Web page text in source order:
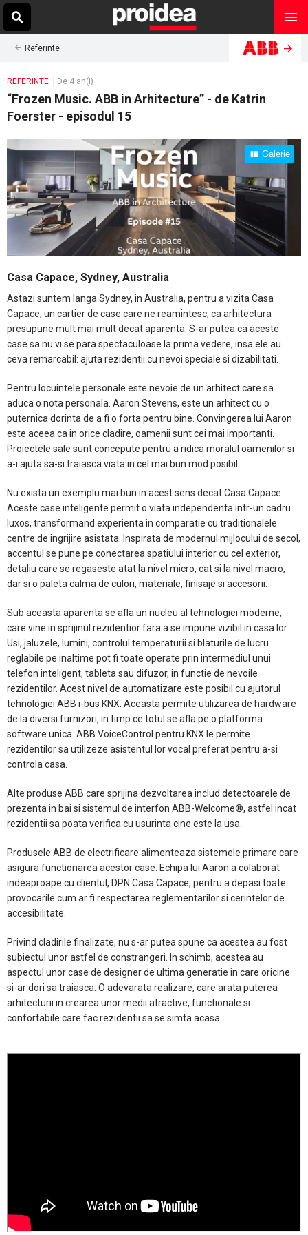
Referinte
REFERINTE De 4 an(i)
“Frozen Music. ABB in Arhitecture” - de Katrin
Foerster - episodul 15
Galerie
Casa Capace, Sydney, Australia
Astazi suntem langa Sydney, in Australia, pentru a vizita Casa
Capace, un cartier de case care ne reamintesc, ca arhitectura
presupune mult mai mult decat aparenta. S-ar putea ca aceste
case sa nu vi se para spectaculoase la prima vedere, insa ele au
ceva remarcabil: ajuta rezidentii cu nevoi speciale si dizabilitati.
Pentru locuintele personale este nevoie de un arhitect care sa
aduca o nota personala. Aaron Stevens, este un arhitect cu o
puternica dorinta de a fi o forta pentru bine. Convingerea lui Aaron
este aceea ca in orice cladire, oamenii sunt cei mai importanti.
Proiectele sale sunt concepute pentru a ridica moralul oamenilor si
a-i ajuta sa-si traiasca viata in cel mai bun mod posibil.
Nu exista un exemplu mai bun in acest sens decat Casa Capace.
Aceste case inteligente permit o viata independenta intr-un cadru
luxos, transformand experienta in comparatie cu traditionalele
centre de ingrijire asistata. Inspirata de modernul mijlocului de secol,
accentul se pune pe conectarea spatiului interior cu cel exterior,
detaliu care se regaseste atat la nivel micro, cat si la nivel macro,
dar si o paleta calma de culori, materiale, finisaje si accesorii.
Sub aceasta aparenta se afla un nucleu al tehnologiei moderne,
care vine in sprijinul rezidentior fara a se impune vizibil in casa lor.
Usi, jaluzele, lumini, controlul temperaturii si blaturile de lucru
reglabile pe inaltime pot fi toate operate prin intermediul unui
telefon inteligent, tableta sau difuzor, in functie de nevoile
rezidentilor. Acest nivel de automatizare este posibil cu ajutorul
tehnologiei ABB i-bus KNX. Aceasta permite utilizarea de hardware
de la diversi furnizori, in timp ce totul se afla pe o platforma
software unica. ABB VoiceControl pentru KNX le permite
rezidentilor sa utilizeze asistentul lor vocal preferat pentru a-si
controla casa.
Alte produse ABB care sprijina dezvoltarea includ detectoarele de
prezenta in bai si sistemul de interfon ABB-Welcome®, astfel incat
rezidentii sa poata verifica cu usurinta cine este la usa.
Produsele ABB de electrificare alimenteaza sistemele primare care
asigura functionarea acestor case. Echipa lui Aaron a colaborat
indeaproape cu clientul, DPN Casa Capace, pentru a depasi toate
provocarile cum ar fi respectarea reglementarilor si cerintelor de
accesibilitate.
Privind cladirile finalizate, nu s-ar putea spune ca acestea au fost
subiectul unor astfel de constrangeri. In schimb, acestea au
aspectul unor case de designer de ultima generatie in care oricine
si-ar dori sa traiasca. O adevarata realizare, care arata puterea
arhitecturii in crearea unor medii atractive, functionale si
confortabile care fac rezidentii sa se simta acasa.